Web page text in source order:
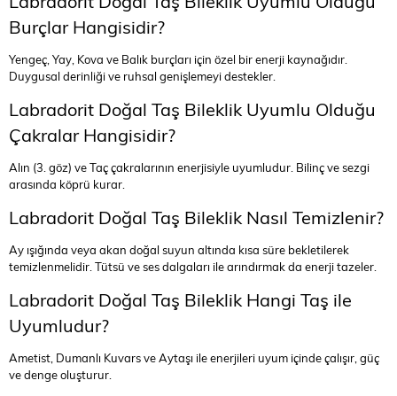
Burçlar Hangisidir?
Yengeç, Yay, Kova ve Balık burçları için özel bir enerji kaynağıdır.
Duygusal derinliği ve ruhsal genişlemeyi destekler.
Labradorit Doğal Taş Bileklik Uyumlu Olduğu
Çakralar Hangisidir?
Alın (3. göz) ve Taç çakralarının enerjisiyle uyumludur. Bilinç ve sezgi
arasında köprü kurar.
Labradorit Doğal Taş Bileklik Nasıl Temizlenir?
Ay ışığında veya akan doğal suyun altında kısa süre bekletilerek
temizlenmelidir. Tütsü ve ses dalgaları ile arındırmak da enerji tazeler.
Labradorit Doğal Taş Bileklik Hangi Taş ile
Uyumludur?
Ametist, Dumanlı Kuvars ve Aytaşı ile enerjileri uyum içinde çalışır, güç
ve denge oluşturur.